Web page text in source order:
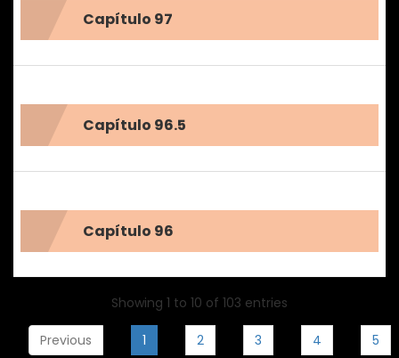
Capítulo 97
Capítulo 96.5
Capítulo 96
Showing 1 to 10 of 103 entries
Previous 1 2 3 4 5